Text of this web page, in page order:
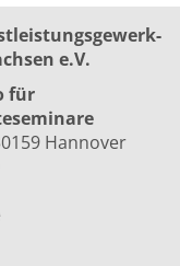
e.V.
für
Hannover